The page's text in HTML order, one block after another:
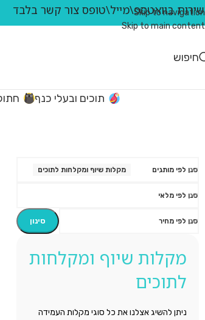
Skip to navigation
Skip to main content
בוואטספ\מייל\טופס צור קשר בלבד
חיפוש
תוכים ובעלי כנף
סנן לפי מותגים מקלות שיוף ומקלחות לתוכים
סנן לפי מלאי
סנן לפי מחיר סינון
מקלות שיוף ומקלחות
לתוכים
ניתן להשיג אצלנו את כל סוגי מקלות העמידה